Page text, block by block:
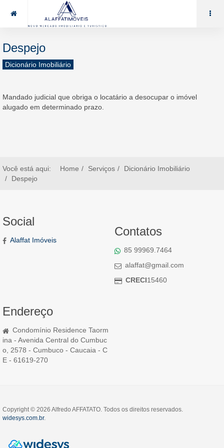
85 99969.7464 alaffat@gmail.com
Despejo
Dicionário Imobiliário
Mandado judicial que obriga o locatário a desocupar o imóvel
alugado em determinado prazo.
Você está aqui: Home Serviços
Dicionário Imobiliário
Despejo
Social
Alaffat Imóveis
Contatos
85 99969.7464
alaffat@gmail.com
CRECI15460
Endereço
Condomínio Residence Taorm
ina - Avenida Central do Cumbuc
o, 2578 - Cumbuco - Caucaia - C
E - 61619-270
Copyright © 2026 Alfredo AFFATATO. Todos os direitos reservados.
widesys.com.br.